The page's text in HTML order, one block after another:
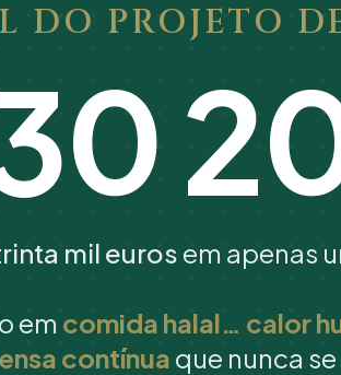
DO PROJETO
mil eurosem apenas
em comida halal… calor
contínua que nunca